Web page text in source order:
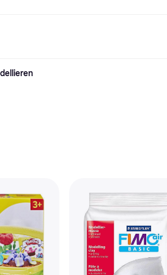
Shopping und Cashback
Shoppe und vergleiche Preise